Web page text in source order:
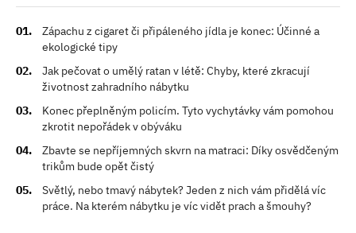
Zápachu z cigaret či připáleného jídla je konec: Účinné a
ekologické tipy
Jak pečovat o umělý ratan v létě: Chyby, které zkracují
životnost zahradního nábytku
Konec přeplněným policím. Tyto vychytávky vám pomohou
zkrotit nepořádek v obýváku
Zbavte se nepříjemných skvrn na matraci: Díky osvědčeným
trikům bude opět čistý
Světlý, nebo tmavý nábytek? Jeden z nich vám přidělá víc
práce. Na kterém nábytku je víc vidět prach a šmouhy?